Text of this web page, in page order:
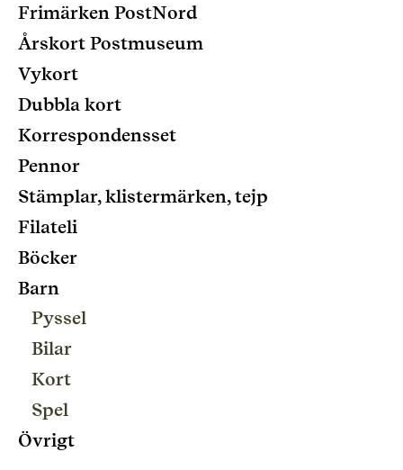
Frimärken PostNord
Årskort Postmuseum
Vykort
Dubbla kort
Korrespondensset
Pennor
Stämplar, klistermärken, tejp
Filateli
Böcker
Barn
Pyssel
Bilar
Kort
Spel
Övrigt